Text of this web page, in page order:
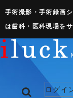
手術撮影・手術録画
は歯科・医科現場を
ログイ